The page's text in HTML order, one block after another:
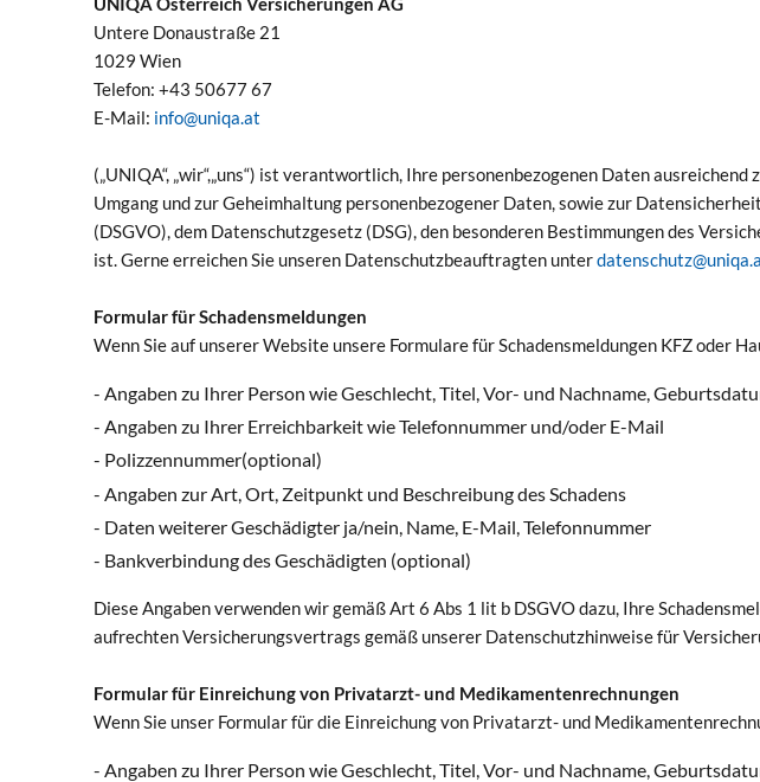
Untere Donaustraße 21
1029 Wien
Telefon: +43 50677 67
E-Mail: info@uniqa.at
(„UNIQA“, „wir“,„uns“) ist verantwortlich, Ihre personenbezogenen Daten
Umgang und zur Geheimhaltung personenbezogener Daten, sowie zur
(DSGVO), dem Datenschutzgesetz (DSG), den besonderen Bestimmungen des
ist. Gerne erreichen Sie unseren Datenschutzbeauftragten unter
Formular für Schadensmeldungen
Wenn Sie auf unserer Website unsere Formulare für Schadensmeldungen KFZ oder
- Angaben zu Ihrer Person wie Geschlecht, Titel, Vor- und Nachname,
- Angaben zu Ihrer Erreichbarkeit wie Telefonnummer und/oder E-Mail
- Polizzennummer(optional)
- Angaben zur Art, Ort, Zeitpunkt und Beschreibung des Schadens
- Daten weiterer Geschädigter ja/nein, Name, E-Mail, Telefonnummer
- Bankverbindung des Geschädigten (optional)
Diese Angaben verwenden wir gemäß Art 6 Abs 1 lit b DSGVO dazu, Ihre
aufrechten Versicherungsvertrags gemäß unserer Datenschutzhinweise für
Formular für Einreichung von Privatarzt- und Medikamentenrechnungen
Wenn Sie unser Formular für die Einreichung von Privatarzt- und
- Angaben zu Ihrer Person wie Geschlecht, Titel, Vor- und Nachname,